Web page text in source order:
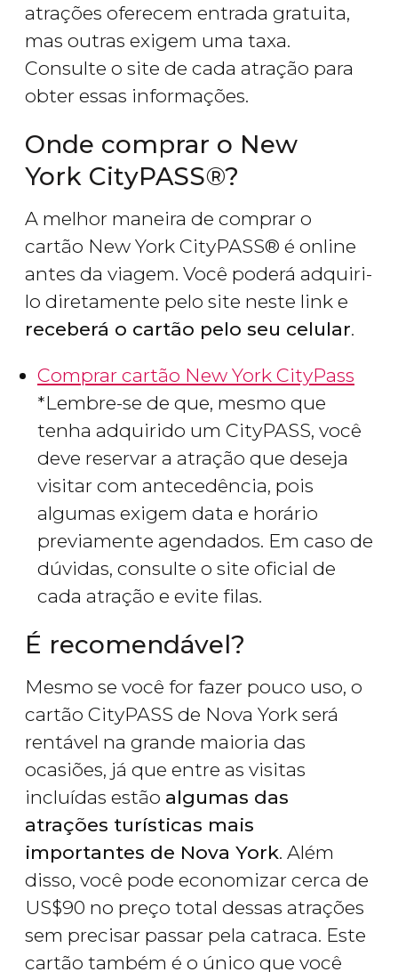
atrações oferecem entrada gratuita,
mas outras exigem uma taxa.
Consulte o site de cada atração para
obter essas informações.
Onde comprar o New
York CityPASS®?
A melhor maneira de comprar o
cartão New York CityPASS® é online
antes da viagem. Você poderá adquiri-
lo diretamente pelo site neste link e
receberá o cartão pelo seu celular.
Comprar cartão New York CityPass
*Lembre-se de que, mesmo que
tenha adquirido um CityPASS, você
deve reservar a atração que deseja
visitar com antecedência, pois
algumas exigem data e horário
previamente agendados. Em caso de
dúvidas, consulte o site oficial de
cada atração e evite filas.
É recomendável?
Mesmo se você for fazer pouco uso, o
cartão CityPASS de Nova York será
rentável na grande maioria das
ocasiões, já que entre as visitas
incluídas estão algumas das
atrações turísticas mais
importantes de Nova York. Além
disso, você pode economizar cerca de
US$90 no preço total dessas atrações
sem precisar passar pela catraca. Este
cartão também é o único que você